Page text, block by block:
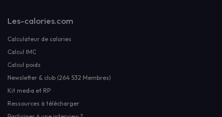
Les-calories.com
Calculateur de calories
Calcul IMC
Calcul poids
Newsletter & club (264 532 Membres)
Kit media et RP
Ressources à télécharger